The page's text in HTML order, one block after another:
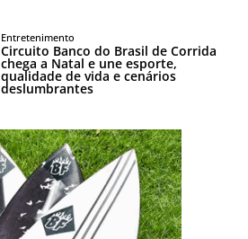
Entretenimento
Circuito Banco do Brasil de Corrida
chega a Natal e une esporte,
qualidade de vida e cenários
deslumbrantes